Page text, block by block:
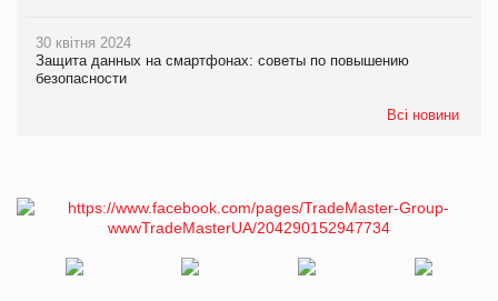
30 квітня 2024
Защита данных на смартфонах: советы по повышению
безопасности
Всі новини